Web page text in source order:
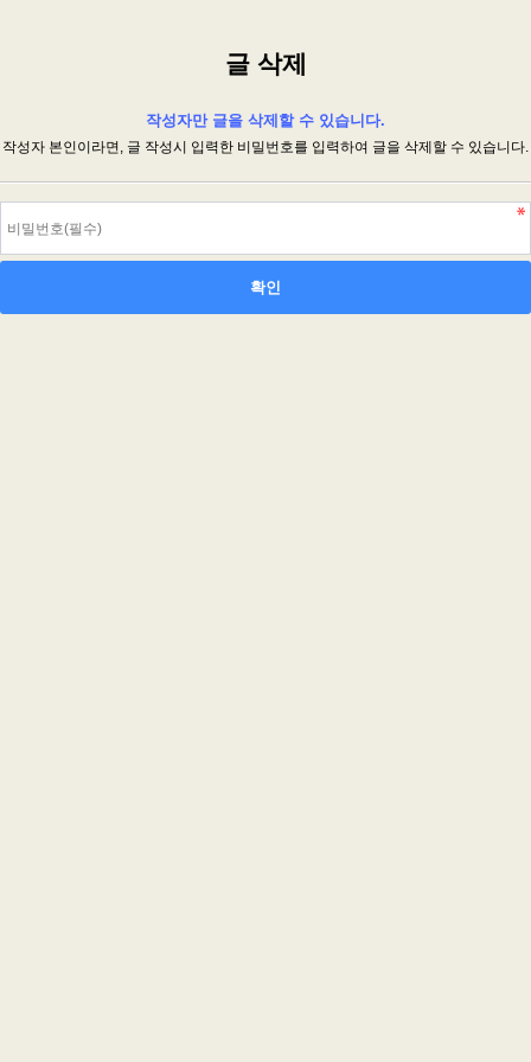
글 삭제
작성자만 글을 삭제할 수 있습니다.
작성자 본인이라면, 글 작성시 입력한 비밀번호를 입력하여 글을 삭제할 수 있습니다.